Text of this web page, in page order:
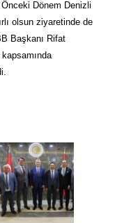
Dönem Denizli
olsun ziyaretinde de
Başkanı Rifat